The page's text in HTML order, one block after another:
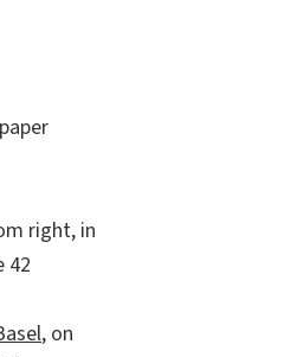
right, in
42
, on